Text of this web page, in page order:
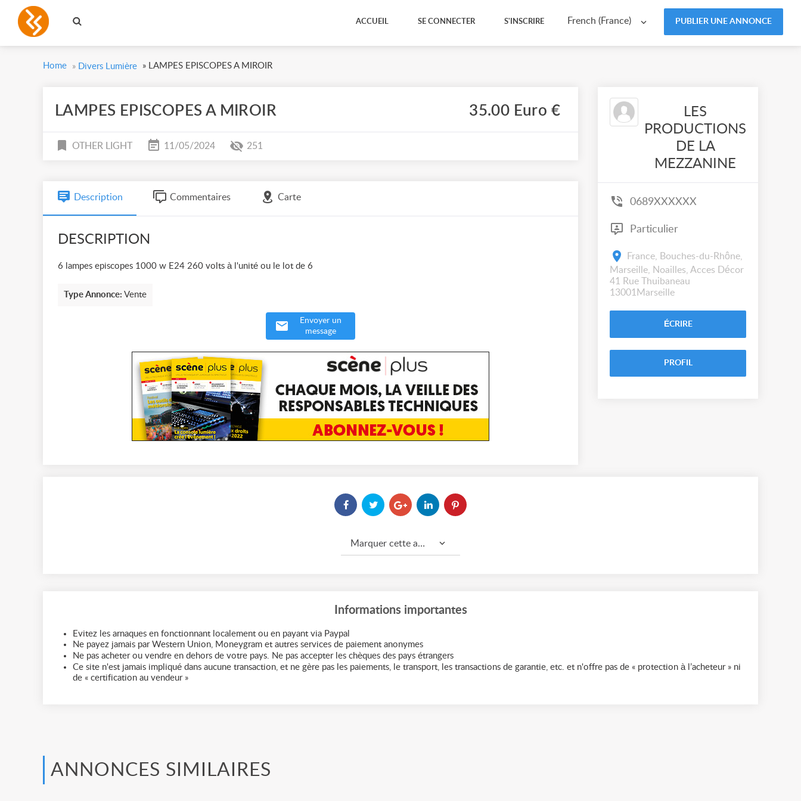
French (France) PUBLIER UNE ANNONCE
ACCUEIL SE CONNECTER S'INSCRIRE
Home » Divers Lumière » LAMPES EPISCOPES A MIROIR
LAMPES EPISCOPES A MIROIR 35.00 Euro €
OTHER LIGHT 11/05/2024 251
Description Commentaires Carte
DESCRIPTION
6 lampes episcopes 1000 w E24 260 volts à l'unité ou le lot de 6
Type Annonce: Vente
Envoyer un
message
LES
PRODUCTIONS
DE LA
MEZZANINE
0689XXXXXX
Particulier
France, Bouches-du-Rhône,
Marseille, Noailles, Acces Décor
41 Rue Thuibaneau
13001Marseille
ÉCRIRE
PROFIL
Marquer cette annonce comme...
Informations importantes
Evitez les arnaques en fonctionnant localement ou en payant via Paypal
Ne payez jamais par Western Union, Moneygram et autres services de paiement anonymes
Ne pas acheter ou vendre en dehors de votre pays. Ne pas accepter les chèques des pays étrangers
Ce site n'est jamais impliqué dans aucune transaction, et ne gère pas les paiements, le transport, les transactions de garantie, etc. et n'offre pas de « protection à l’acheteur » ni
de « certification au vendeur »
ANNONCES SIMILAIRES